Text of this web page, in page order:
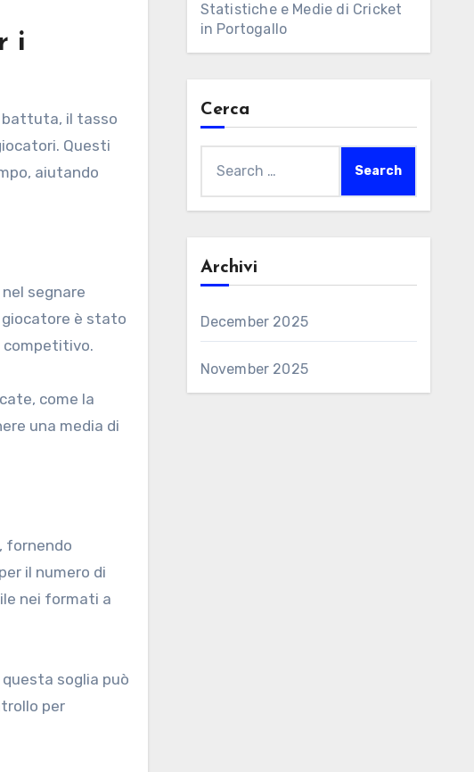
i
battuta, il tasso
Questi
aiutando
segnare
giocatore è stato
competitivo.
come la
una media di
fornendo
il numero di
nei formati a
soglia può
per
Statistiche e Medie di Cricket
in Portogallo
Cerca
for:
Archivi
December 2025
November 2025